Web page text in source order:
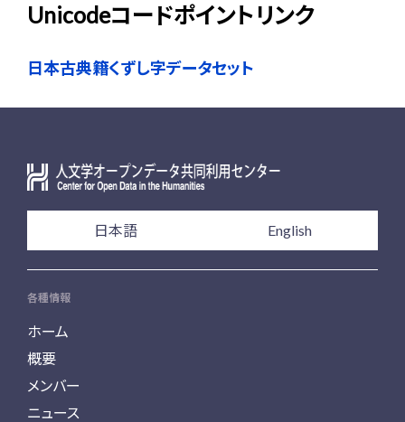
Unicodeコードポイントリンク
日本古典籍くずし字データセット
日本語 English
各種情報
ホーム
概要
メンバー
ニュース